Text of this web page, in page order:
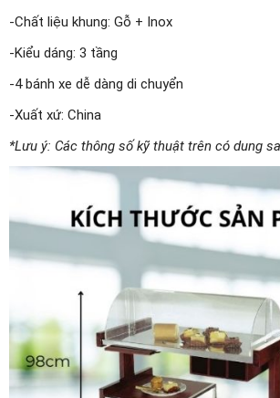
-Chất liệu khung: Gỗ + Inox
-Kiểu dáng: 3 tầng
-4 bánh xe dễ dàng di chuyển
-Xuất xứ: China
*Lưu ý: Các thông số kỹ thuật trên có dung